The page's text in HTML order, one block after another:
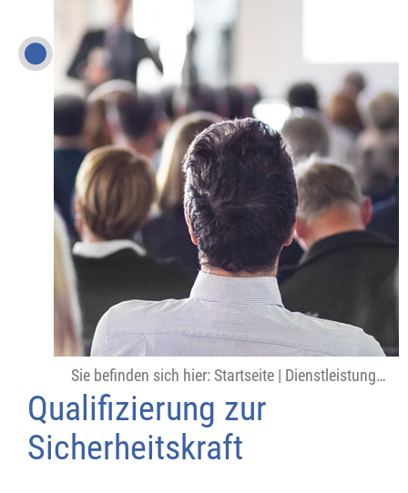
Sie befinden sich hier: Startseite | Dienstleistungen
Qualifizierung zur
Sicherheitskraft